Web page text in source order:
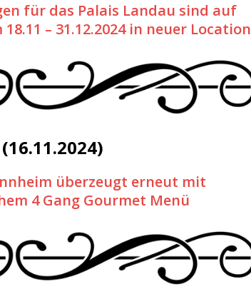
für das Palais Landau sind auf
– 31.12.2024 in neuer Location
überzeugt erneut mit
4 Gang Gourmet Menü